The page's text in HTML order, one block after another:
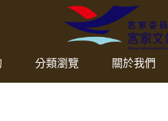
客家委員
網頁
分類瀏覽 關於我們